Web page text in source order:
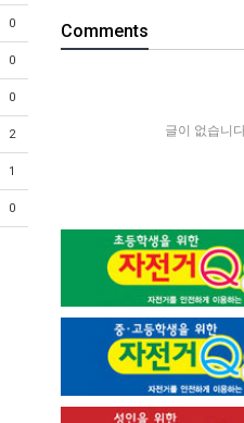
0
0
0
2
1
0
Comments
글이 없습니